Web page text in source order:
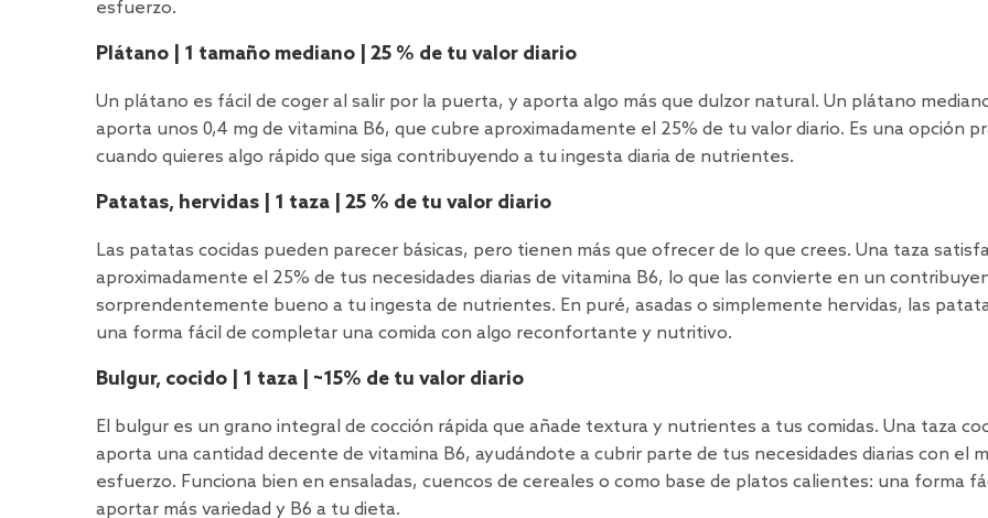
esfuerzo.
Plátano | 1 tamaño mediano | 25 % de tu valor diario
Un plátano es fácil de coger al salir por la puerta, y aporta algo más que dulzor natural. Un plátano
aporta unos 0,4 mg de vitamina B6, que cubre aproximadamente el 25% de tu valor diario. Es una opción
cuando quieres algo rápido que siga contribuyendo a tu ingesta diaria de nutrientes.
Patatas, hervidas | 1 taza | 25 % de tu valor diario
Las patatas cocidas pueden parecer básicas, pero tienen más que ofrecer de lo que crees. Una taza
aproximadamente el 25% de tus necesidades diarias de vitamina B6, lo que las convierte en un
sorprendentemente bueno a tu ingesta de nutrientes. En puré, asadas o simplemente hervidas, las
una forma fácil de completar una comida con algo reconfortante y nutritivo.
Bulgur, cocido | 1 taza | ~15% de tu valor diario
El bulgur es un grano integral de cocción rápida que añade textura y nutrientes a tus comidas. Una taza
aporta una cantidad decente de vitamina B6, ayudándote a cubrir parte de tus necesidades diarias con el
esfuerzo. Funciona bien en ensaladas, cuencos de cereales o como base de platos calientes: una forma
aportar más variedad y B6 a tu dieta.